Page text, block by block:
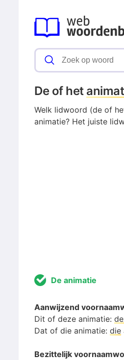
De of het
Welk lidwoord (de of
animatie? Het juiste
De animatie
Aanwijzend
Dit of deze animatie:
Dat of die animatie: die
Bezittelijk